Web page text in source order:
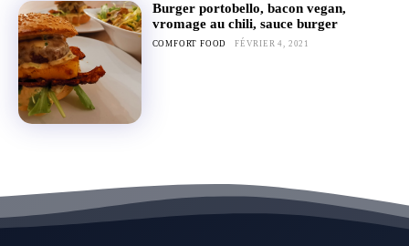
Burger portobello, bacon vegan,
vromage au chili, sauce burger
COMFORT FOOD FÉVRIER 4, 2021